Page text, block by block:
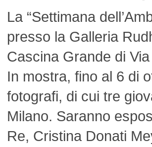
La “Settimana
presso la Galleria
Cascina Grande di
In mostra, fino al 6 di
fotografi, di cui tre
Milano. Saranno
Re, Cristina Donati